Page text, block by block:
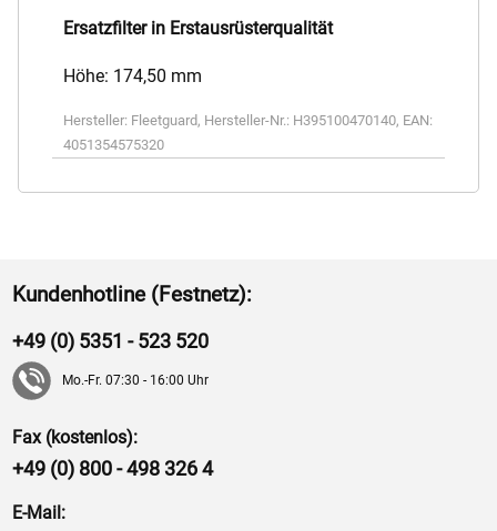
Ersatzfilter in Erstausrüsterqualität
Höhe: 174,50 mm
Hersteller: Fleetguard , Hersteller-Nr.: H395100470140, EAN:
4051354575320
Kundenhotline (Festnetz):
+49 (0) 5351 - 523 520
Mo.-Fr. 07:30 - 16:00 Uhr
Fax (kostenlos):
+49 (0) 800 - 498 326 4
E-Mail: